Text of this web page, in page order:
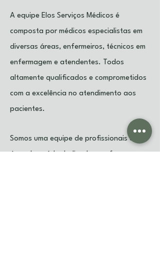
A equipe Elos Serviços Médicos é
composta por médicos especialistas em
diversas áreas, enfermeiros, técnicos em
enfermagem e atendentes. Todos
altamente qualificados e comprometidos
com a excelência no atendimento aos
pacientes.
Somos uma equipe de profissionais da